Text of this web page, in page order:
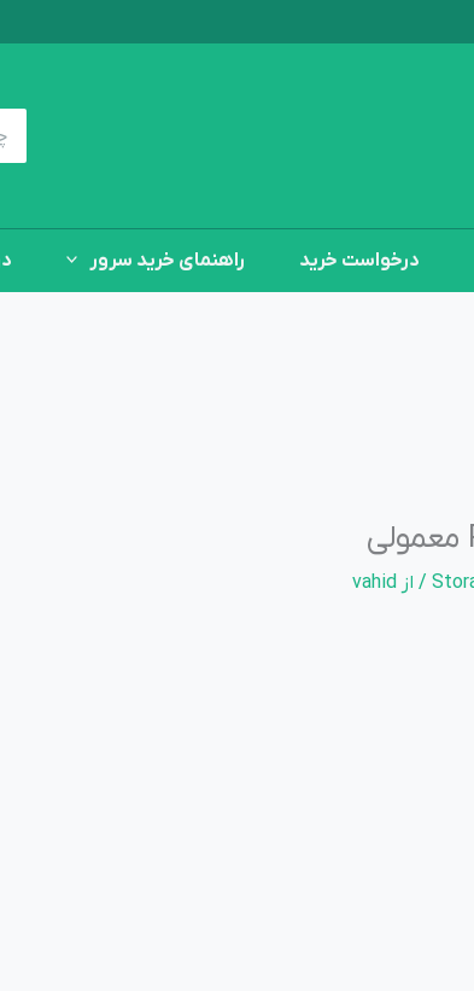
درخواست خرید راهنمای خرید سرور
/ از vahid